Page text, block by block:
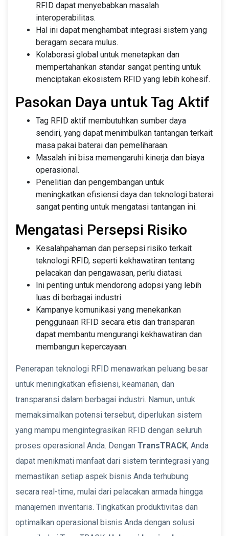
RFID dapat menyebabkan masalah
interoperabilitas.
Hal ini dapat menghambat integrasi sistem yang
beragam secara mulus.
Kolaborasi global untuk menetapkan dan
mempertahankan standar sangat penting untuk
menciptakan ekosistem RFID yang lebih kohesif.
Pasokan Daya untuk Tag Aktif
Tag RFID aktif membutuhkan sumber daya
sendiri, yang dapat menimbulkan tantangan terkait
masa pakai baterai dan pemeliharaan.
Masalah ini bisa memengaruhi kinerja dan biaya
operasional.
Penelitian dan pengembangan untuk
meningkatkan efisiensi daya dan teknologi baterai
sangat penting untuk mengatasi tantangan ini.
Mengatasi Persepsi Risiko
Kesalahpahaman dan persepsi risiko terkait
teknologi RFID, seperti kekhawatiran tentang
pelacakan dan pengawasan, perlu diatasi.
Ini penting untuk mendorong adopsi yang lebih
luas di berbagai industri.
Kampanye komunikasi yang menekankan
penggunaan RFID secara etis dan transparan
dapat membantu mengurangi kekhawatiran dan
membangun kepercayaan.
Penerapan teknologi RFID menawarkan peluang besar
untuk meningkatkan efisiensi, keamanan, dan
transparansi dalam berbagai industri. Namun, untuk
memaksimalkan potensi tersebut, diperlukan sistem
yang mampu mengintegrasikan RFID dengan seluruh
proses operasional Anda. Dengan TransTRACK, Anda
dapat menikmati manfaat dari sistem terintegrasi yang
memastikan setiap aspek bisnis Anda terhubung
secara real-time, mulai dari pelacakan armada hingga
manajemen inventaris. Tingkatkan produktivitas dan
optimalkan operasional bisnis Anda dengan solusi